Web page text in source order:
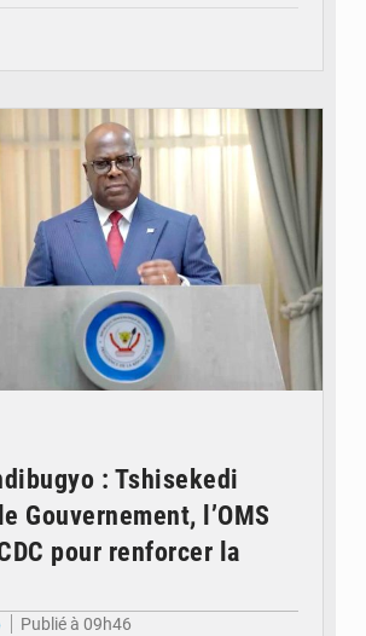
: Tshisekedi
Gouvernement, l’OMS
pour renforcer la
Publié à 09h46